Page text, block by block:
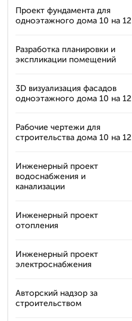
Проект фундамента для
одноэтажного дома 10 на 12
Разработка планировки и
экспликации помещений
3D визуализация фасадов
одноэтажного дома 10 на 12
Рабочие чертежи для
строительства дома 10 на 12
Инженерный проект
водоснабжения и
канализации
Инженерный проект
отопления
Инженерный проект
электроснабжения
Авторский надзор за
строительством